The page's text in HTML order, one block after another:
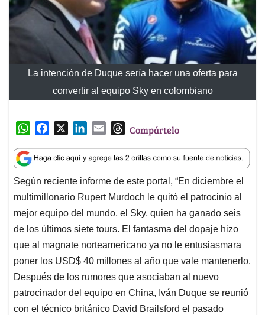
La intención de Duque sería hacer una oferta para
convertir al equipo Sky en colombiano
W
a
t
s
A
p
p
c
e
b
o
o
k
n
k
e
d
I
n
a
i
l
T
r
e
a
d
s
Compártelo
Según reciente informe de este portal, “En diciembre el
multimillonario Rupert Murdoch le quitó el patrocinio al
mejor equipo del mundo, el Sky, quien ha ganado seis
de los últimos siete tours. El fantasma del dopaje hizo
que al magnate norteamericano ya no le entusiasmara
poner los USD$ 40 millones al año que vale mantenerlo.
Después de los rumores que asociaban al nuevo
patrocinador del equipo en China, Iván Duque se reunió
con el técnico británico David Brailsford el pasado